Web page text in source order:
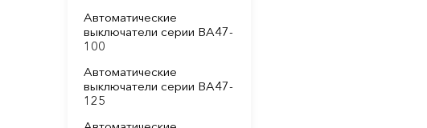
Автоматические
выключатели серии ВА47-
100
Автоматические
выключатели серии ВА47-
125